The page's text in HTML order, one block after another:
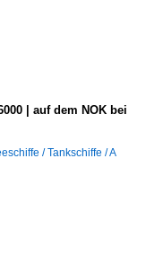
| auf dem NOK bei
/ Tankschiffe / A